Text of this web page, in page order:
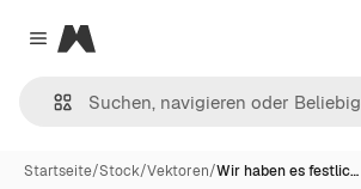
Close menu
Magnific
Startseite/Stock/Vektoren/Wir haben es festlic…